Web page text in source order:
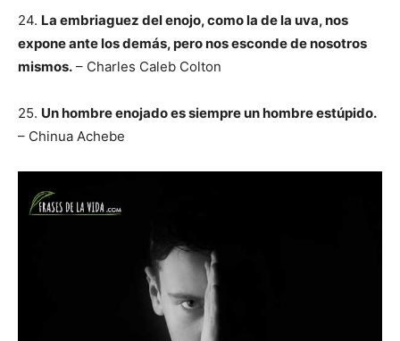
24. La embriaguez del enojo, como la de la uva, nos
expone ante los demás, pero nos esconde de nosotros
mismos. – Charles Caleb Colton
25. Un hombre enojado es siempre un hombre estúpido.
– Chinua Achebe